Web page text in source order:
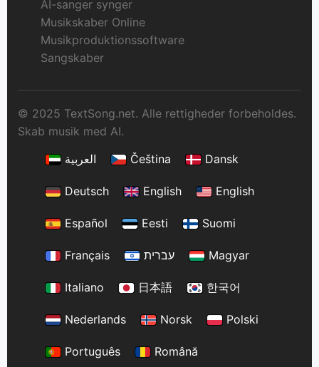
AI-sanger synger
Musikskaber Online
Musikproduktionssoftware
Sangskaber
© 2025 TextSong.net. Alle rettigheder forbeholdes.
Skab musik med AI.
العربية
Čeština Dansk
Deutsch English English
Español Eesti Suomi
Français עברית Magyar
Italiano 日本語 한국어
Nederlands Norsk Polski
Português Română